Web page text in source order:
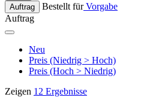
Auftrag
Bestellt fürVorgabe
Auftrag
Neu
Preis (Niedrig > Hoch)
Preis (Hoch > Niedrig)
Zeigen 12 Ergebnisse